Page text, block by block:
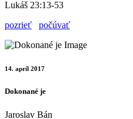
Lukáš 23:13-53
pozrieť
počúvať
14. apríl 2017
Dokonané je
Jaroslav Bán